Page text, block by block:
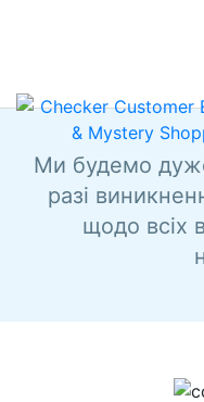
Ми будемо
разі
щодо всіх